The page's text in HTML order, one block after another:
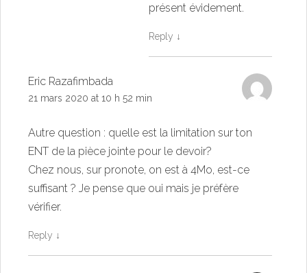
présent évidement.
Reply ↓
Eric Razafimbada
21 mars 2020 at 10 h 52 min
Autre question : quelle est la limitation sur ton
ENT de la pièce jointe pour le devoir?
Chez nous, sur pronote, on est à 4Mo, est-ce
suffisant ? Je pense que oui mais je préfère
vérifier.
Reply ↓